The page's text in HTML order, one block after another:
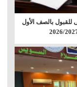
للقبول بالصف الأول